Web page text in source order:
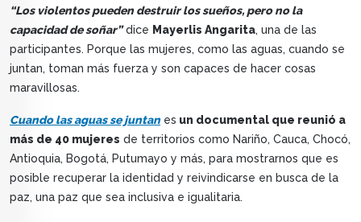
“Los violentos pueden destruir los sueños, pero no la
capacidad de soñar”dice Mayerlis Angarita, una de las
participantes. Porque las mujeres, como las aguas, cuando se
juntan, toman más fuerza y son capaces de hacer cosas
maravillosas.
Cuando las aguas se juntanes un documental que reunió a
más de 40 mujeres de territorios como Nariño, Cauca, Chocó,
Antioquia, Bogotá, Putumayo y más, para mostrarnos que es
posible recuperar la identidad y reivindicarse en busca de la
paz, una paz que sea inclusiva e igualitaria.